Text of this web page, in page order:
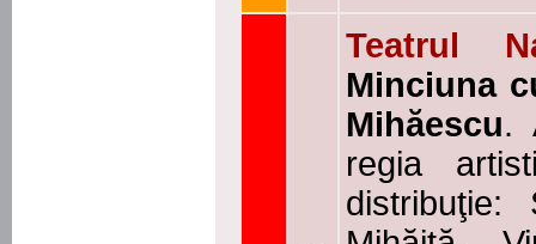
Teatrul
Minciuna
Mihăescu.
regia
distribuţie: